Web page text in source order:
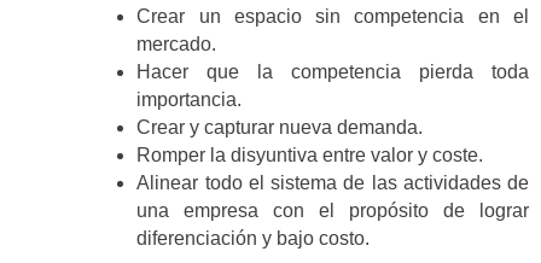
Crear un espacio sin competencia en el
mercado.
Hacer que la competencia pierda toda
importancia.
Crear y capturar nueva demanda.
Romper la disyuntiva entre valor y coste.
Alinear todo el sistema de las actividades de
una empresa con el propósito de lograr
diferenciación y bajo costo.